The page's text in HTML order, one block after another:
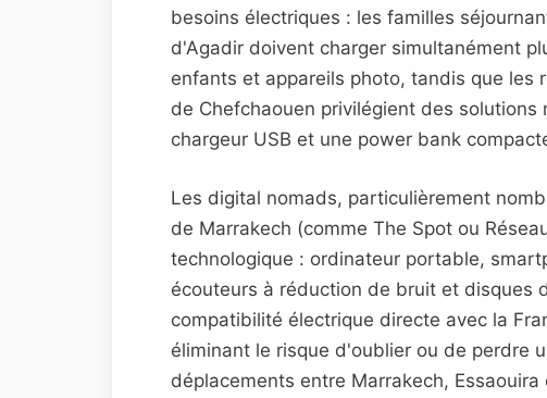
besoins électriques : les familles
d'Agadir doivent charger simultanément
enfants et appareils photo, tandis que les
de Chefchaouen privilégient des solutions
chargeur USB et une power bank
Les digital nomads, particulièrement
de Marrakech (comme The Spot ou
technologique : ordinateur portable,
écouteurs à réduction de bruit et disques
compatibilité électrique directe avec la
éliminant le risque d'oublier ou de perdre
déplacements entre Marrakech,